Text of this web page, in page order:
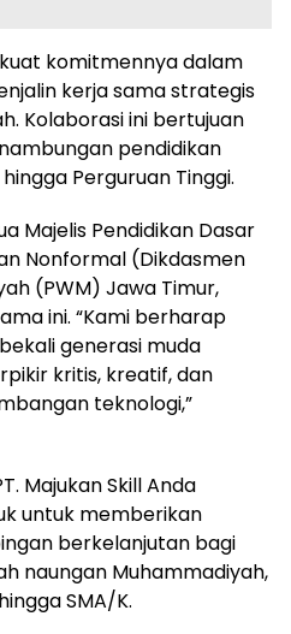
komitmennya dalam
kerja sama strategis
Kolaborasi ini bertujuan
pendidikan
Perguruan Tinggi.
Majelis Pendidikan Dasar
Nonformal (Dikdasmen
(PWM) Jawa Timur,
ini. “Kami berharap
generasi muda
kritis, kreatif, dan
teknologi,”
Majukan Skill Anda
untuk memberikan
berkelanjutan bagi
naungan Muhammadiyah,
SMA/K.